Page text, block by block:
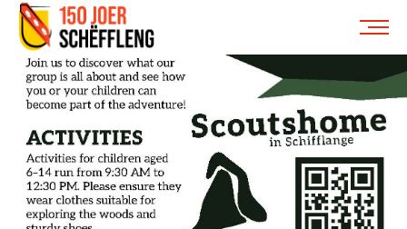
Schifflange, schifflange-logo, gemeng